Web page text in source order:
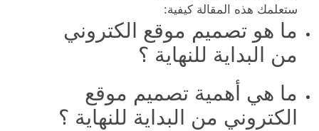
ستعلمك هذه المقالة كيفية:
ما هو تصميم موقع الكتروني
من البداية للنهاية ؟
ما هي أهمية تصميم موقع
الكتروني من البداية للنهاية ؟